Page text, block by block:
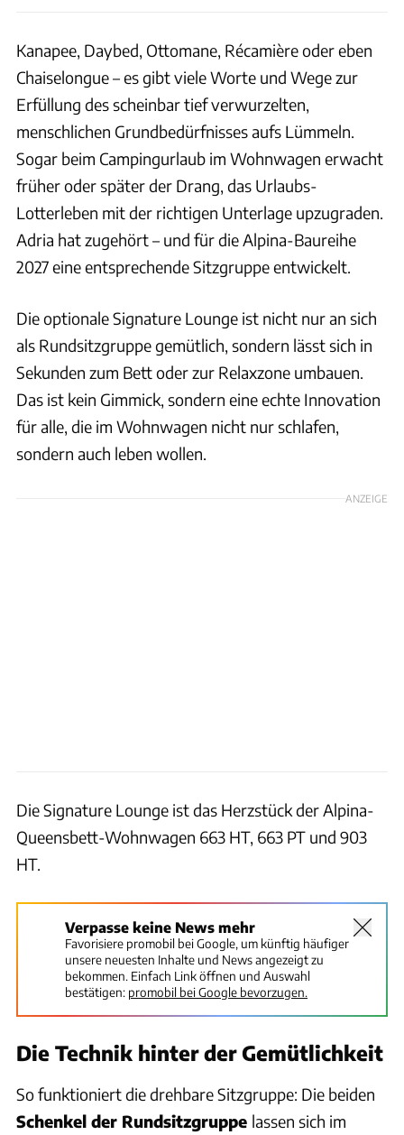
Kanapee, Daybed, Ottomane, Récamière oder eben
Chaiselongue – es gibt viele Worte und Wege zur
Erfüllung des scheinbar tief verwurzelten,
menschlichen Grundbedürfnisses aufs Lümmeln.
Sogar beim Campingurlaub im Wohnwagen erwacht
früher oder später der Drang, das Urlaubs-
Lotterleben mit der richtigen Unterlage upzugraden.
Adria hat zugehört – und für die Alpina-Baureihe
2027 eine entsprechende Sitzgruppe entwickelt.
Die optionale Signature Lounge ist nicht nur an sich
als Rundsitzgruppe gemütlich, sondern lässt sich in
Sekunden zum Bett oder zur Relaxzone umbauen.
Das ist kein Gimmick, sondern eine echte Innovation
für alle, die im Wohnwagen nicht nur schlafen,
sondern auch leben wollen.
ANZEIGE
Die Signature Lounge ist das Herzstück der Alpina-
Queensbett-Wohnwagen 663 HT, 663 PT und 903
HT.
Verpasse keine News mehr
Favorisiere promobil bei Google, um künftig häufiger
unsere neuesten Inhalte und News angezeigt zu
bekommen. Einfach Link öffnen und Auswahl
bestätigen: promobil bei Google bevorzugen.
Die Technik hinter der Gemütlichkeit
So funktioniert die drehbare Sitzgruppe: Die beiden
Schenkel der Rundsitzgruppe lassen sich im